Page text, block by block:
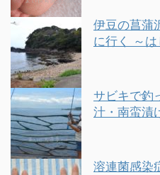
伊豆の菖蒲
に行く ～
サビキで釣
汁・南蛮漬
溶連菌感染